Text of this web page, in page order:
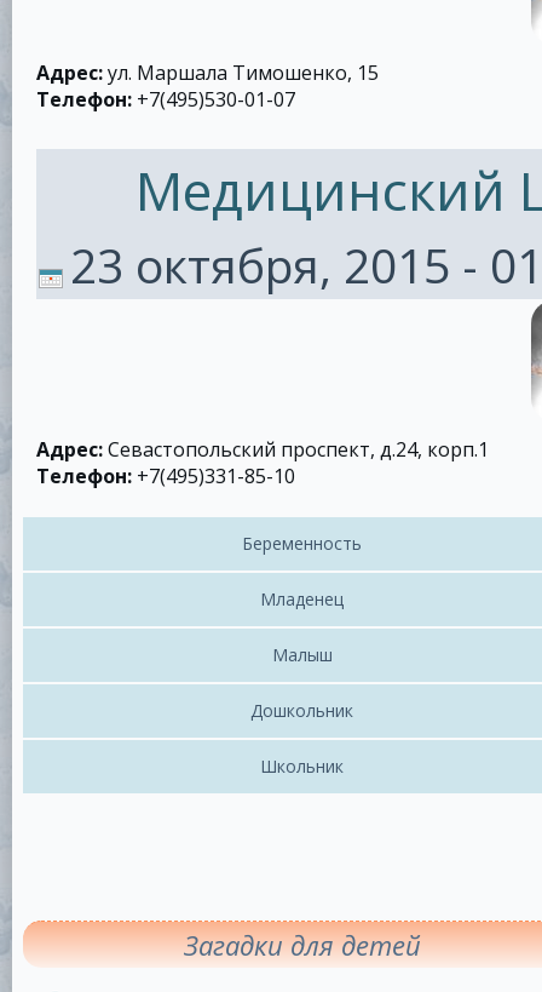
Адрес:ул. Маршала Тимошенко, 15
Телефон: +7(495)530-01-07
Медицинский
23 октября, 2015 -
Адрес:Севастопольский проспект, д.24, корп.1
Телефон: +7(495)331-85-10
Беременность
Младенец
Малыш
Дошкольник
Школьник
Загадки для детей